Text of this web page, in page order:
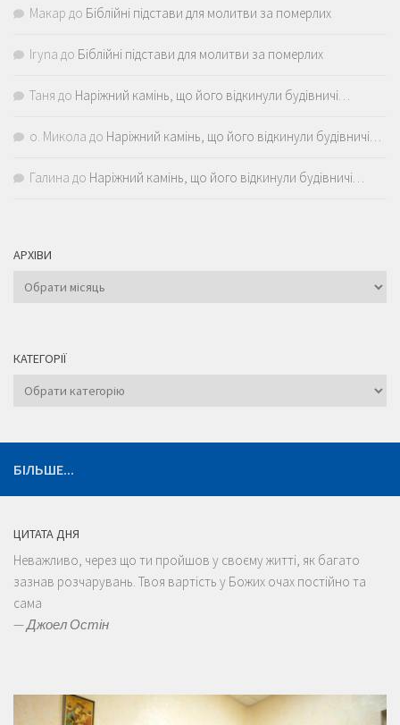
Макар до Біблійні підстави для молитви за померлих
Iryna до Біблійні підстави для молитви за померлих
Таня до Наріжний камінь, що його відкинули будівничі…
о. Микола до Наріжний камінь, що його відкинули будівничі…
Галина до Наріжний камінь, що його відкинули будівничі…
АРХІВИ
Архіви
КАТЕГОРІЇ
Категорії
БІЛЬШЕ...
ЦИТАТА ДНЯ
Неважливо, через що ти пройшов у своєму житті, як багато
зазнав розчарувань. Твоя вартість у Божих очах постійно та
сама
—Джоел Остін